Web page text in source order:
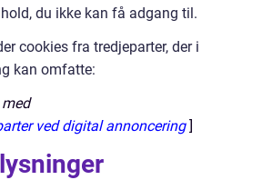
du ikke kan få adgang til.
cookies fra tredjeparter, der i
kan omfatte:
ved digital annoncering]